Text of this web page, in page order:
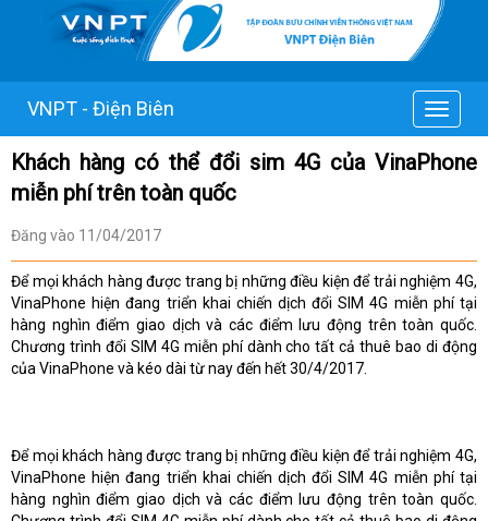
Toggle
VNPT - Điện Biên
Khách hàng có thể đổi sim 4G của VinaPhone
miễn phí trên toàn quốc
Đăng vào 11/04/2017
Để mọi khách hàng được trang bị những điều kiện để trải nghiệm 4G,
VinaPhone hiện đang triển khai chiến dịch đổi SIM 4G miễn phí tại
hàng nghìn điểm giao dịch và các điểm lưu động trên toàn quốc.
Chương trình đổi SIM 4G miễn phí dành cho tất cả thuê bao di động
của VinaPhone và kéo dài từ nay đến hết 30/4/2017.
Để mọi khách hàng được trang bị những điều kiện để trải nghiệm 4G,
VinaPhone hiện đang triển khai chiến dịch đổi SIM 4G miễn phí tại
hàng nghìn điểm giao dịch và các điểm lưu động trên toàn quốc.